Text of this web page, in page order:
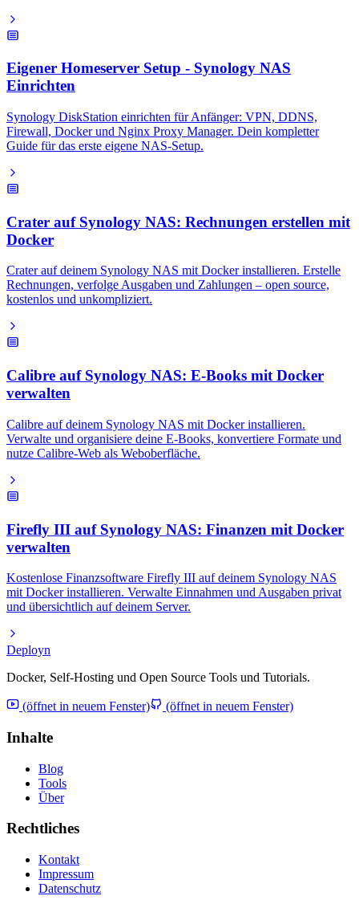
Eigener Homeserver Setup - Synology NAS
Einrichten
Synology DiskStation einrichten für Anfänger: VPN, DDNS,
Firewall, Docker und Nginx Proxy Manager. Dein kompletter
Guide für das erste eigene NAS-Setup.
Crater auf Synology NAS: Rechnungen erstellen mit
Docker
Crater auf deinem Synology NAS mit Docker installieren. Erstelle
Rechnungen, verfolge Ausgaben und Zahlungen – open source,
kostenlos und unkompliziert.
Calibre auf Synology NAS: E-Books mit Docker
verwalten
Calibre auf deinem Synology NAS mit Docker installieren.
Verwalte und organisiere deine E-Books, konvertiere Formate und
nutze Calibre-Web als Weboberfläche.
Firefly III auf Synology NAS: Finanzen mit Docker
verwalten
Kostenlose Finanzsoftware Firefly III auf deinem Synology NAS
mit Docker installieren. Verwalte Einnahmen und Ausgaben privat
und übersichtlich auf deinem Server.
Deployn
Docker, Self-Hosting und Open Source Tools und Tutorials.
(öffnet in neuem Fenster) (öffnet in neuem Fenster)
Inhalte
Blog
Tools
Über
Rechtliches
Kontakt
Impressum
Datenschutz